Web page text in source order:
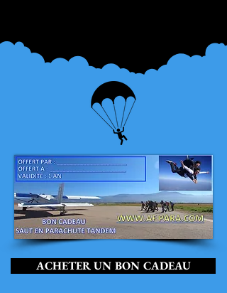
ACHETER UN BON CADEAU